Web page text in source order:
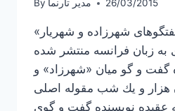
By مدیر تارنما 26/03/2015
شهرزاده و شهریار»
به زبان فرانسه منتشر شده
گفت و گو میان «شهرزاد» و
هزار و یك شب مقوله اصلی
عقیده نویسنده گفت و گوی